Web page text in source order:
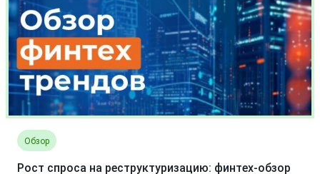
Обзор
Рост спроса на реструктуризацию: финтех-обзор